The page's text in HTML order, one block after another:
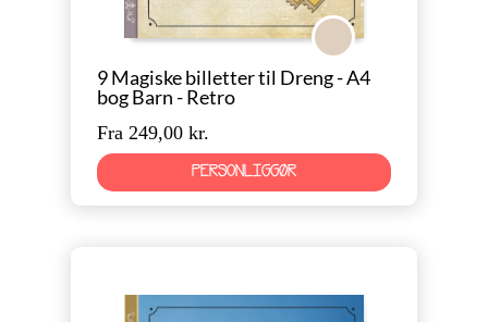
Retro
9 Magiske billetter til Dreng - A4
bog Barn - Retro
Fra 249,00 kr.
PERSONLIGGØR